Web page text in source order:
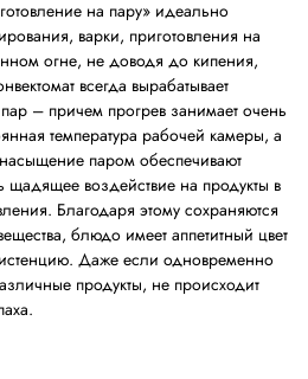
на пару» идеально
варки, приготовления на
огне, не доводя до кипения,
всегда вырабатывает
– причем прогрев занимает очень
температура рабочей камеры, а
паром обеспечивают
воздействие на продукты в
Благодаря этому сохраняются
блюдо имеет аппетитный цвет
Даже если одновременно
продукты, не происходит